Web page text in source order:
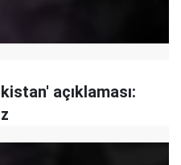
açıklaması: